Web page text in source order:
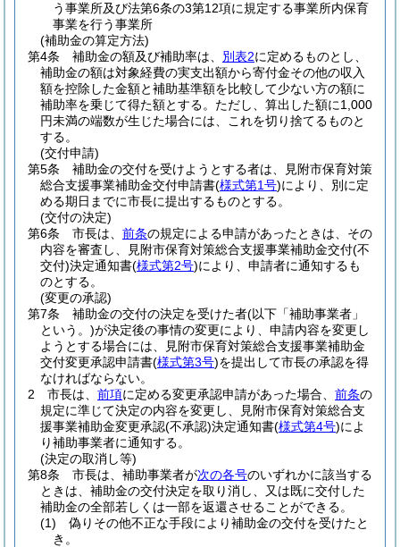
う事業所及び法第6条の3第12項に規定する事業所内保育
事業を行う事業所
(補助金の算定方法)
第4条
補助金の額及び補助率は、 別表2に定めるものとし、
補助金の額は対象経費の実支出額から寄付金その他の収入
額を控除した金額と補助基準額を比較して少ない方の額に
補助率を乗じて得た額とする。 ただし、算出した額に1,000
円未満の端数が生じた場合には、これを切り捨てるものと
する。
(交付申請)
第5条
補助金の交付を受けようとする者は、見附市保育対策
総合支援事業補助金交付申請書(様式第1号)により、別に定
める期日までに市長に提出するものとする。
(交付の決定)
第6条
市長は、 前条の規定による申請があったときは、その
内容を審査し、見附市保育対策総合支援事業補助金交付(不
交付)決定通知書(様式第2号)により、申請者に通知するも
のとする。
(変更の承認)
第7条
補助金の交付の決定を受けた者(以下「補助事業者」
という。)が決定後の事情の変更により、申請内容を変更し
ようとする場合には、見附市保育対策総合支援事業補助金
交付変更承認申請書(様式第3号)を提出して市長の承認を得
なければならない。
2
市長は、 前項に定める変更承認申請があった場合、 前条の
規定に準じて決定の内容を変更し、見附市保育対策総合支
援事業補助金変更承認(不承認)決定通知書(様式第4号)によ
り補助事業者に通知する。
(決定の取消し等)
第8条
市長は、補助事業者が次の各号のいずれかに該当する
ときは、補助金の交付決定を取り消し、又は既に交付した
補助金の全部若しくは一部を返還させることができる。
(1)
偽りその他不正な手段により補助金の交付を受けたと
き。